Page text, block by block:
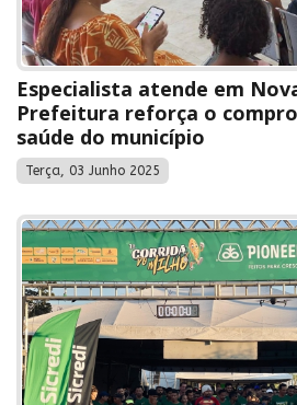
Especialista atende em
Prefeitura reforça o
saúde do município
Terça, 03 Junho 2025